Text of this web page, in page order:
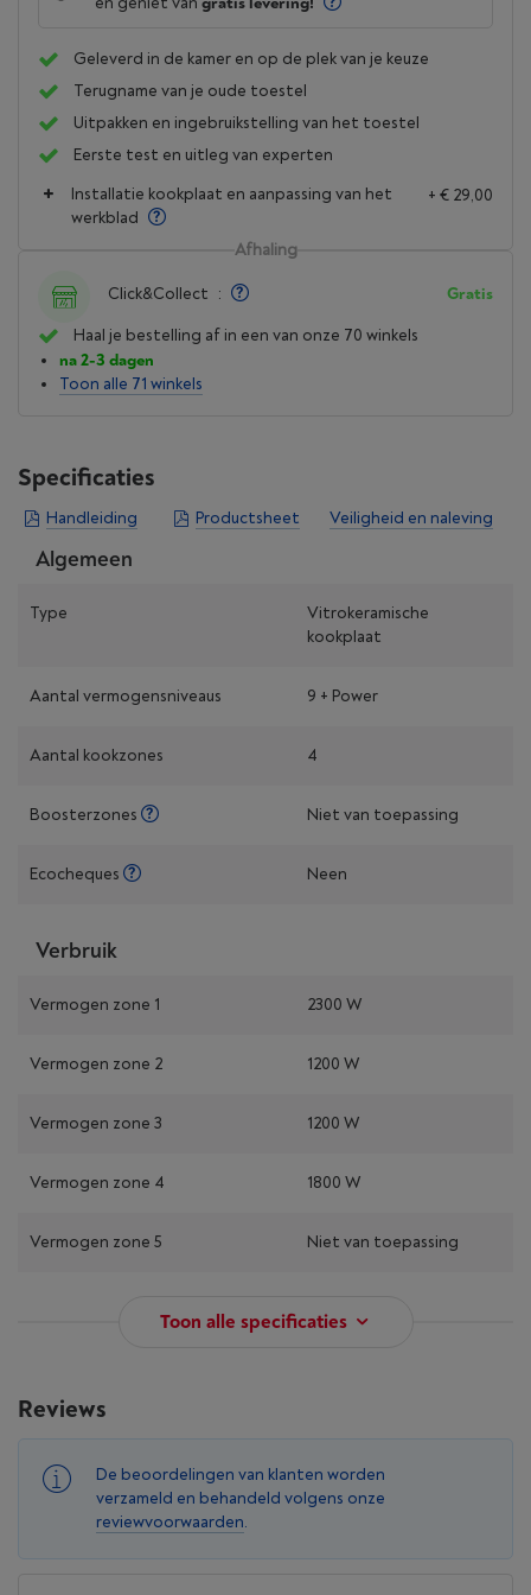
Geleverd in de kamer en op de plek van je keuze
Terugname van je oude toestel
Uitpakken en ingebruikstelling van het toestel
Eerste test en uitleg van experten
Installatie kookplaat en aanpassing van het
werkblad
+ € 29,00
Afhaling
Click&Collect : Gratis
Haal je bestelling af in een van onze 70 winkels
na 2-3 dagen
Toon alle 71 winkels
Specificaties
Handleiding Productsheet Veiligheid en naleving
Algemeen
Type
Vitrokeramische
kookplaat
Aantal vermogensniveaus 9 + Power
Aantal kookzones 4
Boosterzones Niet van toepassing
Ecocheques Neen
Verbruik
Vermogen zone 1 2300 W
Vermogen zone 2 1200 W
Vermogen zone 3 1200 W
Vermogen zone 4 1800 W
Vermogen zone 5 Niet van toepassing
Toon alle specificaties
Reviews
De beoordelingen van klanten worden
verzameld en behandeld volgens onze
reviewvoorwaarden.